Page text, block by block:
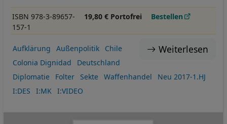
ISBN 978-3-89657-
157-1
19,80 € Portofrei Bestellen
Weiterlesen
Aufklärung Außenpolitik
Chile
Colonia Dignidad
Deutschland
Diplomatie
Folter Sekte Waffenhandel
Neu 2017-1.HJ
I:DES
I:MK I:VIDEO